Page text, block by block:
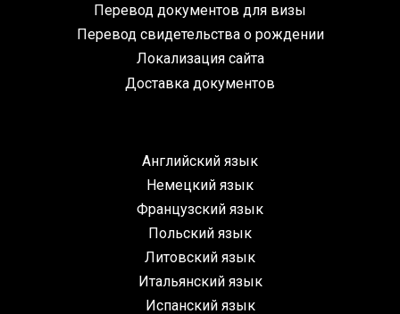
Перевод документов для визы
Перевод свидетельства о рождении
Локализация сайта
Доставка документов
Английский язык
Немецкий язык
Французский язык
Польский язык
Литовский язык
Итальянский язык
Испанский язык